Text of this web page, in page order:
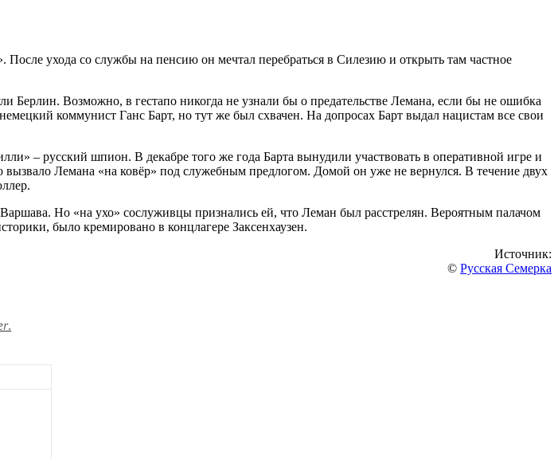
ухода со службы на пенсию он мечтал перебраться в Силезию и открыть там частное
Берлин. Возможно, в гестапо никогда не узнали бы о предательстве Лемана, если бы не ошибка
коммунист Ганс Барт, но тут же был схвачен. На допросах Барт выдал нацистам все свои
– русский шпион. В декабре того же года Барта вынудили участвовать в оперативной игре и
вызвало Лемана «на ковёр» под служебным предлогом. Домой он уже не вернулся. В течение двух
Но «на ухо» сослуживцы признались ей, что Леман был расстрелян. Вероятным палачом
было кремировано в концлагере Заксенхаузен.
Источник:
© Русская Семерка